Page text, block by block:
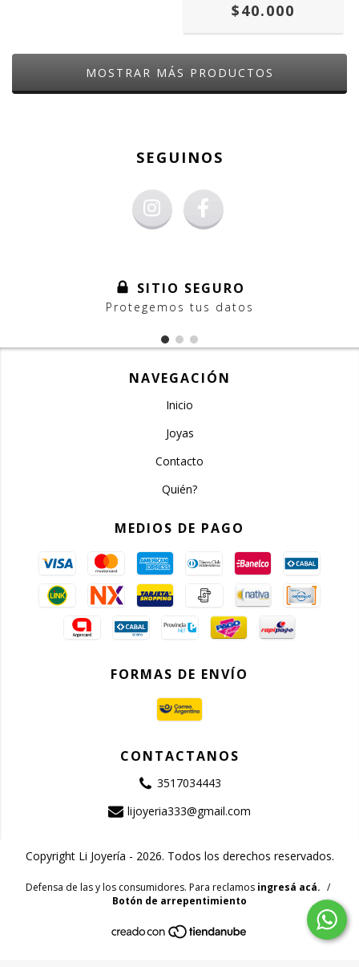
$40.000
MOSTRAR MÁS PRODUCTOS
SEGUINOS
SITIO SEGURO
Protegemos tus datos
NAVEGACIÓN
Inicio
Joyas
Contacto
Quién?
MEDIOS DE PAGO
FORMAS DE ENVÍO
CONTACTANOS
3517034443
lijoyeria333@gmail.com
Copyright Li Joyería - 2026. Todos los derechos reservados.
Defensa de las y los consumidores. Para reclamos ingresá acá. /
Botón de arrepentimiento